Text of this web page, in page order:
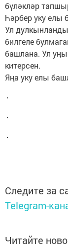
бүләкләр
Һәрбер уку елы
Ул
билгеле
башлана. Ул
китерсен.
Яңа уку елы
Следите за
Telegram-
Читайте